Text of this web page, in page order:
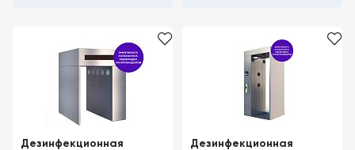
Дезинфекционная
Дезинфекционная